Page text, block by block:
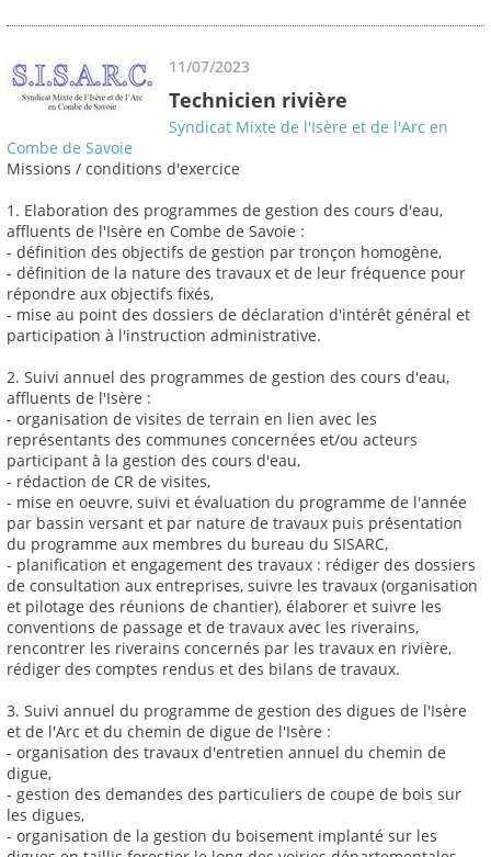
11/07/2023
Technicien rivière
Syndicat Mixte de l'Isère et de l'Arc en
Combe de Savoie
Missions / conditions d'exercice
1. Elaboration des programmes de gestion des cours d'eau,
affluents de l'Isère en Combe de Savoie :
- définition des objectifs de gestion par tronçon homogène,
- définition de la nature des travaux et de leur fréquence pour
répondre aux objectifs fixés,
- mise au point des dossiers de déclaration d'intérêt général et
participation à l'instruction administrative.
2. Suivi annuel des programmes de gestion des cours d'eau,
affluents de l'Isère :
- organisation de visites de terrain en lien avec les
représentants des communes concernées et/ou acteurs
participant à la gestion des cours d'eau,
- rédaction de CR de visites,
- mise en oeuvre, suivi et évaluation du programme de l'année
par bassin versant et par nature de travaux puis présentation
du programme aux membres du bureau du SISARC,
- planification et engagement des travaux : rédiger des dossiers
de consultation aux entreprises, suivre les travaux (organisation
et pilotage des réunions de chantier), élaborer et suivre les
conventions de passage et de travaux avec les riverains,
rencontrer les riverains concernés par les travaux en rivière,
rédiger des comptes rendus et des bilans de travaux.
3. Suivi annuel du programme de gestion des digues de l'Isère
et de l'Arc et du chemin de digue de l'Isère :
- organisation des travaux d'entretien annuel du chemin de
digue,
- gestion des demandes des particuliers de coupe de bois sur
les digues,
- organisation de la gestion du boisement implanté sur les